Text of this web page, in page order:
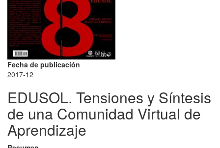
Fecha de publicación
2017-12
EDUSOL. Tensiones y Síntesis
de una Comunidad Virtual de
Aprendizaje